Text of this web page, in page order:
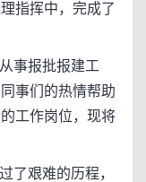
指挥中，完成了
事报批报建工
事们的热情帮助
工作岗位，现将
艰难的历程，